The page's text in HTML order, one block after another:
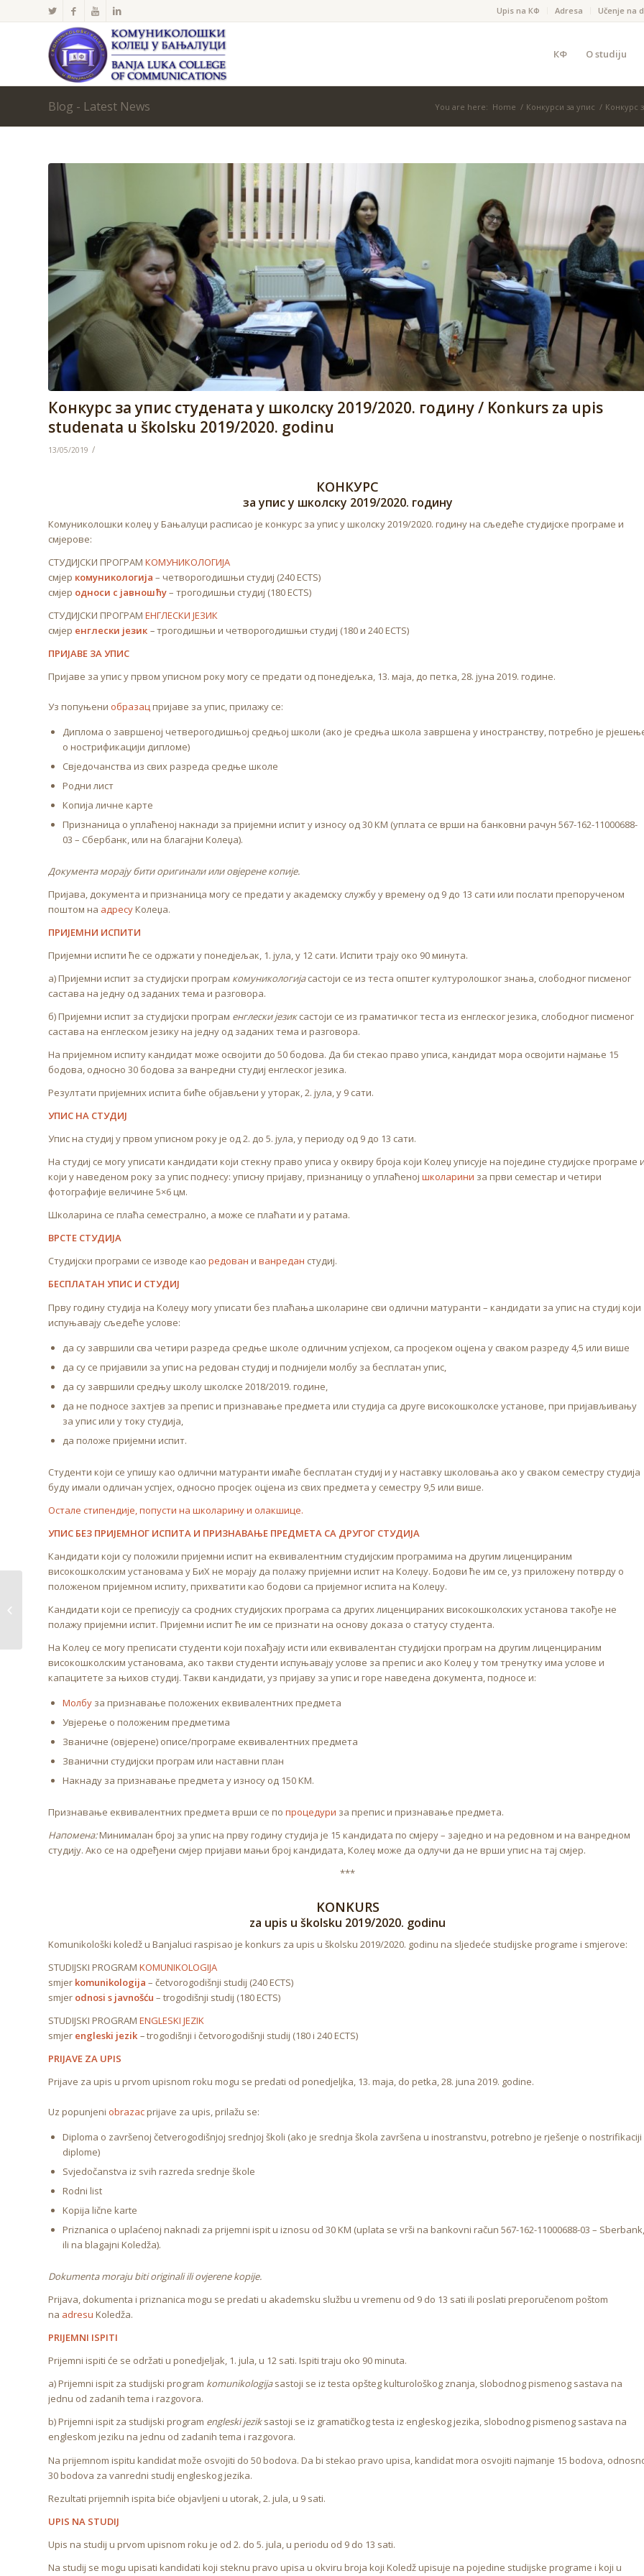
Upis na КФ Adresa Učenje na
КФ O studiju
Blog - Latest News You are here: Home / Конкурси за упис / Конкурс
Конкурс за упис студената у школску 2019/2020. годину / Konkurs za upis
studenata u školsku 2019/2020. godinu
13/05/2019 /
КОНКУРС
за упис у школску 2019/2020. годину
Комуниколошки колеџ у Бањалуци расписао је конкурс за упис у школску 2019/2020. годину на сљедеће студијске програме и
смјерове:
СТУДИЈСКИ ПРОГРАМ КОМУНИКОЛОГИЈА
смјер комуникологија – четворогодишњи студиј (240 ECTS)
смјер односи с јавношћу– трогодишњи студиј (180 ECTS)
СТУДИЈСКИ ПРОГРАМ ЕНГЛЕСКИ ЈЕЗИК
смјер енглески језик –трогодишњи и четворогодишњи студиј (180 и 240 ECTS)
ПРИЈАВЕ ЗА УПИС
Пријаве за упис у првом уписном року могу се предати од понедјељка, 13. маја, до петка, 28. јуна 2019. године.
Уз попуњени образацпријаве за упис, прилажу се:
Диплома о завршеној четверогодишњој средњој школи (ако је средња школа завршена у иностранству, потребно је
о нострификацији дипломе)
Свједочанства из свих разреда средње школе
Родни лист
Копија личне карте
Признаница о уплаћеној накнади за пријемни испит у износу од 30 КМ (уплата се врши на банковни рачун 567-162-11000688-
03 – Сбербанк, или на благајни Колеџа).
Документа морају бити оригинали или овјерене копије.
Пријава, документа и признаница могу се предати у академску службу у времену од 9 до 13 сати или послати препорученом
поштом на адресуКолеџа.
ПРИЈЕМНИ ИСПИТИ
Пријемни испити ће се одржати у понедјељак, 1. јула, у 12 сати. Испити трају око 90 минута.
а) Пријемни испит за студијски програм комуникологијасастоји се из теста општег културолошког знања, слободног писменог
састава на једну од заданих тема и разговора.
б) Пријемни испит за студијски програм енглески језиксастоји се из граматичког теста из енглеског језика, слободног писменог
састава на енглеском језику на једну од заданих тема и разговора.
На пријемном испиту кандидат може освојити до 50 бодова. Да би стекао право уписа, кандидат мора освојити најмање 15
бодова, односно 30 бодова за ванредни студиј енглеског језика.
Резултати пријемних испита биће објављени у уторак, 2. јула, у 9 сати.
УПИС НА СТУДИЈ
Упис на студиј у првом уписном року је од 2. до 5. јула, у периоду од 9 до 13 сати.
На студиј се могу уписати кандидати који стекну право уписа у оквиру броја који Колеџ уписује на поједине студијске програме
који у наведеном року за упис поднесу: уписну пријаву, признаницу о уплаћеној школарини за први семестар и четири
фотографије величине 5×6 цм.
Школарина се плаћа семестрално, а може се плаћати и у ратама.
ВРСТЕ СТУДИЈА
Студијски програми се изводе као редован и ванредан студиј.
БЕСПЛАТАН УПИС И СТУДИЈ
Прву годину студија на Колеџу могу уписати без плаћања школарине сви одлични матуранти – кандидати за упис на студиј који
испуњавају сљедеће услове:
да су завршили сва четири разреда средње школе одличним успјехом, са просјеком оцјена у сваком разреду 4,5 или више
да су се пријавили за упис на редован студиј и поднијели молбу за бесплатан упис,
да су завршили средњу школу школске 2018/2019. године,
да не подносе захтјев за препис и признавање предмета или студија са друге високошколске установе, при пријављивању
за упис или у току студија,
да положе пријемни испит.
Студенти који се упишу као одлични матуранти имаће бесплатан студиј и у наставку школовања ако у сваком семестру студија
буду имали одличан успјех, односно просјек оцјена из свих предмета у семестру 9,5 или више.
Остале стипендије, попусти на школарину и олакшице.
УПИС БЕЗ ПРИЈЕМНОГ ИСПИТА И ПРИЗНАВАЊЕ ПРЕДМЕТА СА ДРУГОГ СТУДИЈА
Кандидати који су положили пријемни испит на еквивалентним студијским програмима на другим лиценцираним
високошколским установама у БиХ не морају да полажу пријемни испит на Колеџу. Бодови ће им се, уз приложену потврду о
положеном пријемном испиту, прихватити као бодови са пријемног испита на Колеџу.
Кандидати који се преписују са сродних студијских програма са других лиценцираних високошколских установа такође не
полажу пријемни испит. Пријемни испит ће им се признати на основу доказа о статусу студента.
На Колеџ се могу преписати студенти који похађају исти или еквивалентан студијски програм на другим лиценцираним
високошколским установама, ако такви студенти испуњавају услове за препис и ако Колеџ у том тренутку има услове и
капацитете за њихов студиј. Такви кандидати, уз пријаву за упис и горе наведена документа, подносе и:
Молбу за признавање положених еквивалентних предмета
Увјерење о положеним предметима
Званичне (овјерене) описе/програме еквивалентних предмета
Званични студијски програм или наставни план
Накнаду за признавање предмета у износу од 150 КМ.
Признавање еквивалентних предмета врши се по процедури за препис и признавање предмета.
Напомена:Минималан број за упис на прву годину студија је 15 кандидата по смјеру – заједно и на редовном и на ванредном
студију. Ако се на одређени смјер пријави мањи број кандидата, Колеџ може да одлучи да не врши упис на тај смјер.
***
KONKURS
za upis u školsku 2019/2020. godinu
Komunikološki koledž u Banjaluci raspisao je konkurs za upis u školsku 2019/2020. godinu na sljedeće studijske programe i smjerove:
STUDIJSKI PROGRAM KOMUNIKOLOGIJA
smjer komunikologija – četvorogodišnji studij (240 ECTS)
smjer odnosi s javnošću – trogodišnji studij (180 ECTS)
STUDIJSKI PROGRAM ENGLESKI JEZIK
smjer engleski jezik –trogodišnji i četvorogodišnji studij (180 i 240 ECTS)
PRIJAVE ZA UPIS
Prijave za upis u prvom upisnom roku mogu se predati od ponedjeljka, 13. maja, do petka, 28. juna 2019. godine.
Uz popunjeni obrazacprijave za upis, prilažu se:
Diploma o završenoj četverogodišnjoj srednjoj školi (ako je srednja škola završena u inostranstvu, potrebno je rješenje o nostrifikaciji
diplome)
Svjedočanstva iz svih razreda srednje škole
Rodni list
Kopija lične karte
Priznanica o uplaćenoj naknadi za prijemni ispit u iznosu od 30 KM (uplata se vrši na bankovni račun 567-162-11000688-03 – Sberbank,
ili na blagajni Koledža).
Dokumenta moraju biti originali ili ovjerene kopije.
Prijava, dokumenta i priznanica mogu se predati u akademsku službu u vremenu od 9 do 13 sati ili poslati preporučenom poštom
na adresu Koledža.
PRIJEMNI ISPITI
Prijemni ispiti će se održati u ponedjeljak, 1. jula, u 12 sati. Ispiti traju oko 90 minuta.
a) Prijemni ispit za studijski program komunikologijasastoji se iz testa opšteg kulturološkog znanja, slobodnog pismenog sastava na
jednu od zadanih tema i razgovora.
b) Prijemni ispit za studijski program engleski jeziksastoji se iz gramatičkog testa iz engleskog jezika, slobodnog pismenog sastava na
engleskom jeziku na jednu od zadanih tema i razgovora.
Na prijemnom ispitu kandidat može osvojiti do 50 bodova. Da bi stekao pravo upisa, kandidat mora osvojiti najmanje 15 bodova,
30 bodova za vanredni studij engleskog jezika.
Rezultati prijemnih ispita biće objavljeni u utorak, 2. jula, u 9 sati.
UPIS NA STUDIJ
Upis na studij u prvom upisnom roku je od 2. do 5. jula, u periodu od 9 do 13 sati.
Na studij se mogu upisati kandidati koji steknu pravo upisa u okviru broja koji Koledž upisuje na pojedine studijske programe i koji u
Prijavljivanje i polaganje predmeta
u lipanjskom ispitnom roku
2018/2019...